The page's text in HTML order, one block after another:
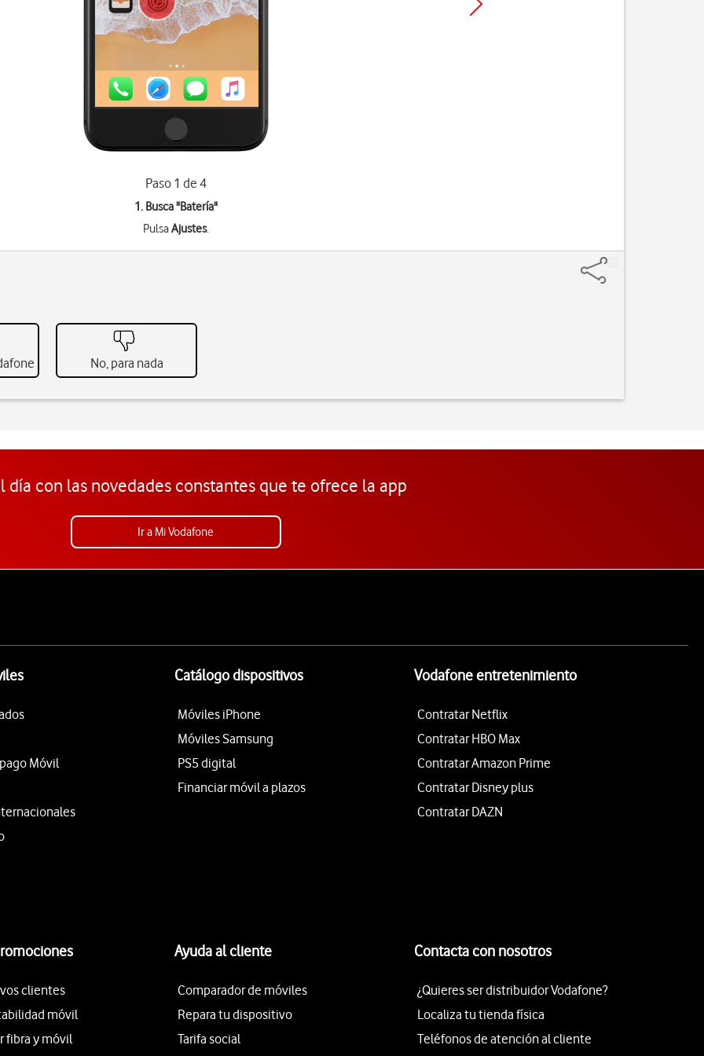
Paso 1 de 4
1. Busca "Batería"
PulsaAjustes.
No, para nada
día con las novedades constantes que te ofrece la app
Ir a Mi Vodafone
Móvil
Catálogo dispositivos
Móviles iPhone
Móviles Samsung
PS5 digital
Financiar móvil a plazos
Vodafone entretenimiento
Contratar Netflix
Contratar HBO Max
Contratar Amazon Prime
Contratar Disney plus
Contratar DAZN
clientes
móvil
fibra y móvil
Ayuda al cliente
Comparador de móviles
Repara tu dispositivo
Tarifa social
Contacta con nosotros
¿Quieres ser distribuidor Vodafone?
Localiza tu tienda física
Teléfonos de atención al cliente